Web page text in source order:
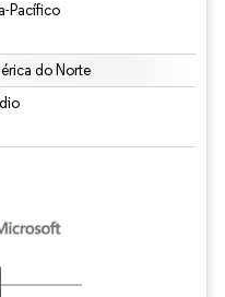
Pacífico
do Norte
atribuição conforme CC BY 4.0.